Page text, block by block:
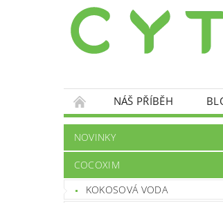
NÁŠ PŘÍBĚH
NOVINKY
COCOXIM
KOKOSOVÁ VODA